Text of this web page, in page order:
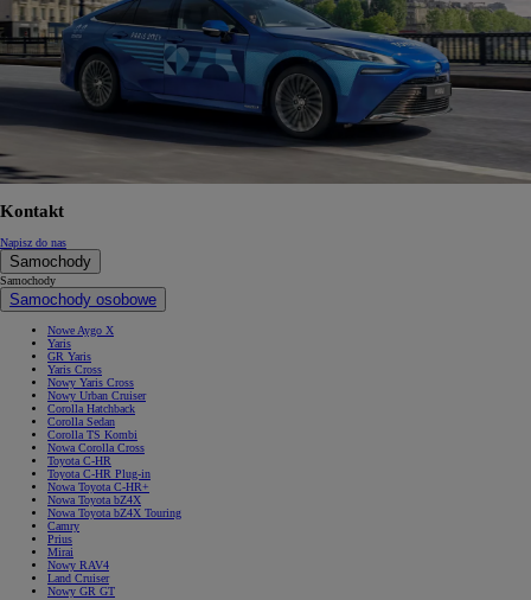
Kontakt
Napisz do nas
Samochody
Samochody
Samochody osobowe
Nowe Aygo X
Yaris
GR Yaris
Yaris Cross
Nowy Yaris Cross
Nowy Urban Cruiser
Corolla Hatchback
Corolla Sedan
Corolla TS Kombi
Nowa Corolla Cross
Toyota C-HR
Toyota C-HR Plug-in
Nowa Toyota C-HR+
Nowa Toyota bZ4X
Nowa Toyota bZ4X Touring
Camry
Prius
Mirai
Nowy RAV4
Land Cruiser
Nowy GR GT